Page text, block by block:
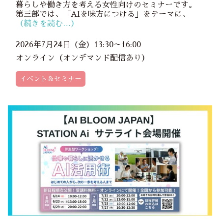
暮らしや働き方を考える女性向けのセミナーです。
第三部では、「AIを味方につける」をテーマに、
（続きを読む…）
2026年7月24日（金）13:30～16:00
オンライン（オンデマンド配信あり）
イベント＆セミナー